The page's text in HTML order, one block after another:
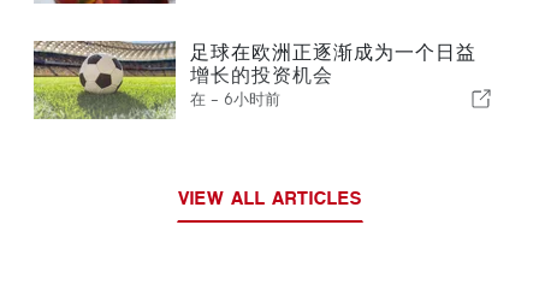
足球在欧洲正逐渐成为一个日益
增长的投资机会
在 - 6小时前
VIEW ALL ARTICLES